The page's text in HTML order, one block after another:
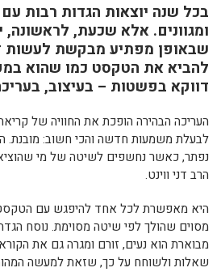
בכל שנה יוצאות הגדות רבות
ומגוונים. אלא שכעת,
שבאופן מפתיע מבקשת לעשות
להביא את הטקסט כמו שהוא
דווקא בפשטות – בעיצוב,
העריכה הבהירה הופכת את החוויה של
לבעלת משמעות חדשה והכי חשוב: מובנת.
נפתר, כאשר נחשפים לשיטה של מי
הרב דני ווינט.
היא מאפשרת לכל אחד להיפגש עם
מסוים שהולך לפי שיטה מסוימת. נוסח
מבוארת הוא נעים, זורם ומגרה גם את
שאלות ולשוחח על כך, שזאת למעשה